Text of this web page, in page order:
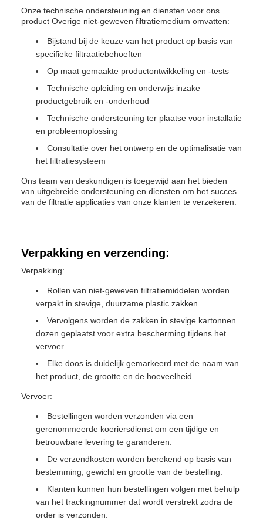
Onze technische ondersteuning en diensten voor ons
product Overige niet-geweven filtratiemedium omvatten:
Bijstand bij de keuze van het product op basis van
specifieke filtraatiebehoeften
Op maat gemaakte productontwikkeling en -tests
Technische opleiding en onderwijs inzake
productgebruik en -onderhoud
Technische ondersteuning ter plaatse voor installatie
en probleemoplossing
Consultatie over het ontwerp en de optimalisatie van
het filtratiesysteem
Ons team van deskundigen is toegewijd aan het bieden
van uitgebreide ondersteuning en diensten om het succes
van de filtratie applicaties van onze klanten te verzekeren.
Verpakking en verzending:
Verpakking:
Rollen van niet-geweven filtratiemiddelen worden
verpakt in stevige, duurzame plastic zakken.
Vervolgens worden de zakken in stevige kartonnen
dozen geplaatst voor extra bescherming tijdens het
vervoer.
Elke doos is duidelijk gemarkeerd met de naam van
het product, de grootte en de hoeveelheid.
Vervoer:
Bestellingen worden verzonden via een
gerenommeerde koeriersdienst om een tijdige en
betrouwbare levering te garanderen.
De verzendkosten worden berekend op basis van
bestemming, gewicht en grootte van de bestelling.
Klanten kunnen hun bestellingen volgen met behulp
van het trackingnummer dat wordt verstrekt zodra de
order is verzonden.